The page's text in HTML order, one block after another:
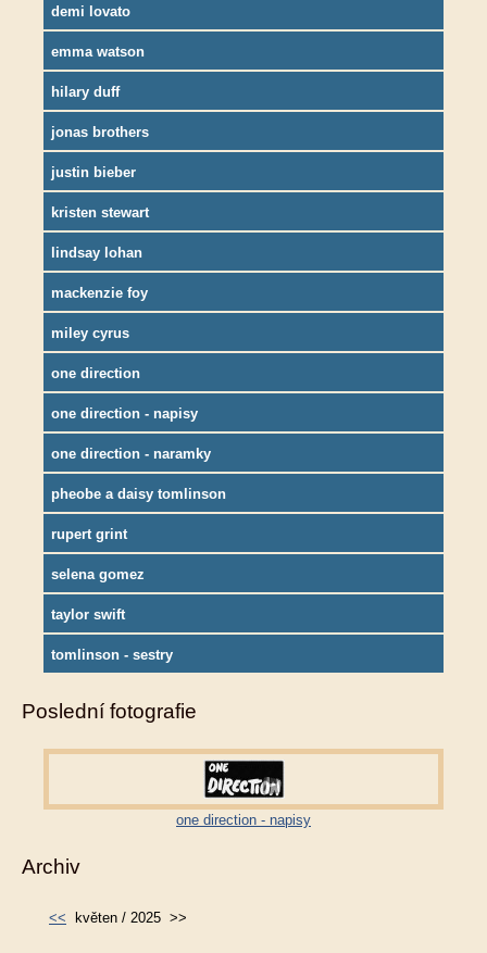
demi lovato
emma watson
hilary duff
jonas brothers
justin bieber
kristen stewart
lindsay lohan
mackenzie foy
miley cyrus
one direction
one direction - napisy
one direction - naramky
pheobe a daisy tomlinson
rupert grint
selena gomez
taylor swift
tomlinson - sestry
Poslední fotografie
one direction - napisy
Archiv
<< květen / 2025 >>